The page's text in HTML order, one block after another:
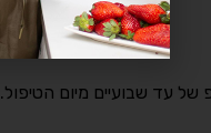
של עד שבועיים מיום הטיפול.